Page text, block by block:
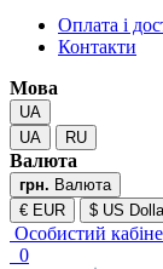
Оплата і
Контакти
Мова
UA
UA
RU
Валюта
грн. Валюта
€ EUR
$ US
Особистий
0